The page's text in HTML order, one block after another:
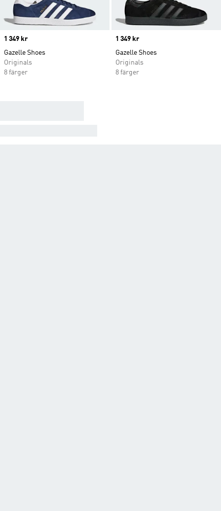
Price
1 349 kr
Gazelle Shoes
Originals
8 färger
Price
1 349 kr
Gazelle Shoes
Originals
8 färger